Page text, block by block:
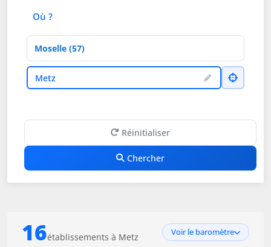
Où ?
Département
VilleMetz
Réinitialiser
Chercher
16établissements à Metz Voir le baromètre